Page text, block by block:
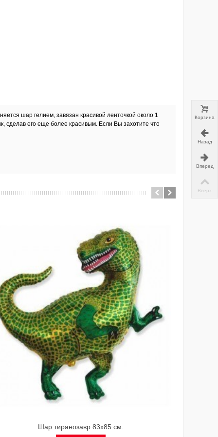
шар гелием, завязан красивой ленточкой около 1
сделав его еще более красивым. Если Вы захотите что
Шар тиранозавр 83х85 см.
Корзина
Назад
Вперед
Вверх